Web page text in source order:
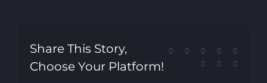
Share This Story,
Choose Your Platform!
Facebook Reddit LinkedIn
Pinterest